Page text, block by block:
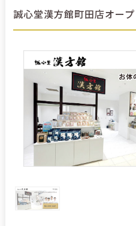
誠心堂漢方館町田店オー